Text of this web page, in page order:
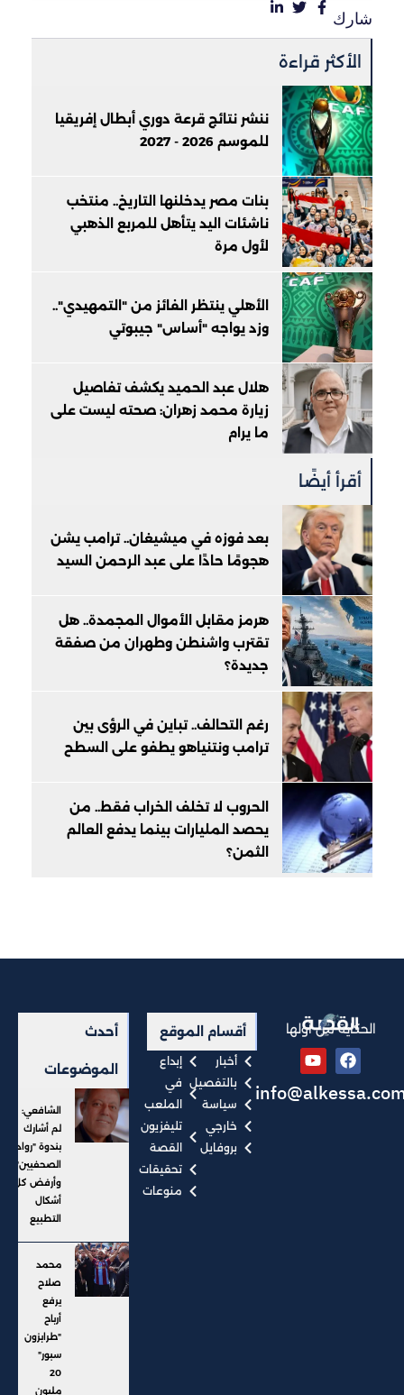
شارك
الأكثر قراءة
ننشر نتائج قرعة دوري أبطال إفريقيا
للموسم 2026 - 2027
بنات مصر يدخلنها التاريخ.. منتخب
ناشئات اليد يتأهل للمربع الذهبي
لأول مرة
الأهلي ينتظر الفائز من "التمهيدي"..
وزد يواجه "أساس" جيبوتي
هلال عبد الحميد يكشف تفاصيل
زيارة محمد زهران: صحته ليست على
ما يرام
أقرأ أيضًا
بعد فوزه في ميشيغان.. ترامب يشن
هجومًا حادًا على عبد الرحمن السيد
هرمز مقابل الأموال المجمدة.. هل
تقترب واشنطن وطهران من صفقة
جديدة؟
رغم التحالف.. تباين في الرؤى بين
ترامب ونتنياهو يطفو على السطح
الحروب لا تخلف الخراب فقط.. من
يحصد المليارات بينما يدفع العالم
الثمن؟
الحكاية من أولها أقسام الموقع
أخبار
بالتفصيل
سياسة
خارجي
بروفايل
إبداع
في
الملعب
تليفزيون
القصة
تحقيقات
منوعات
أحدث
الموضوعات
الشافعي:
لم أشارك
بندوة "رواد
الصحفيين"..
وأرفض كل
أشكال
التطبيع
محمد
صلاح
يرفع
أرباح
"طرابزون
سبور"
20
مليون